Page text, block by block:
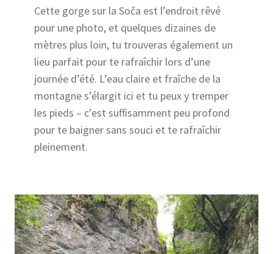
Cette gorge sur la Soča est l’endroit rêvé
pour une photo, et quelques dizaines de
mètres plus loin, tu trouveras également un
lieu parfait pour te rafraîchir lors d’une
journée d’été. L’eau claire et fraîche de la
montagne s’élargit ici et tu peux y tremper
les pieds – c’est suffisamment peu profond
pour te baigner sans souci et te rafraîchir
pleinement.